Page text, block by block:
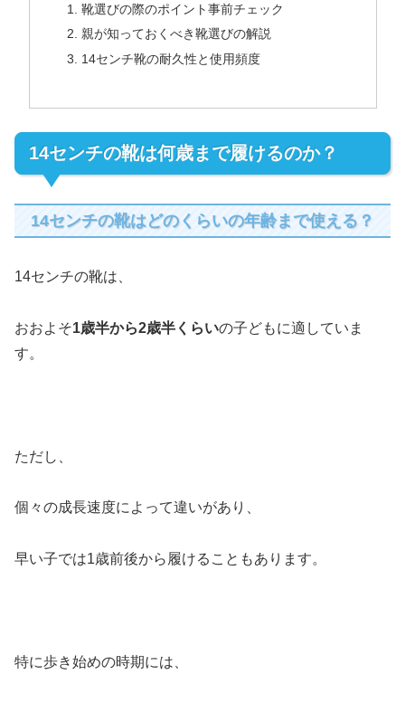
靴選びの際のポイント事前チェック
親が知っておくべき靴選びの解説
14センチ靴の耐久性と使用頻度
14センチの靴は何歳まで履けるのか？
14センチの靴はどのくらいの年齢まで使える？
14センチの靴は、
おおよそ1歳半から2歳半くらいの子どもに適していま
す。
ただし、
個々の成長速度によって違いがあり、
早い子では1歳前後から履けることもあります。
特に歩き始めの時期には、